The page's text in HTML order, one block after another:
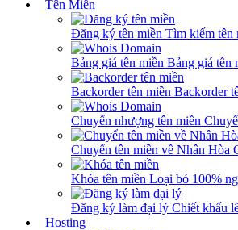
Tên Miền
Đăng ký tên miền Tìm kiếm tên
Bảng giá tên miền Bảng giá tên
Backorder tên miền Backorder
Chuyển nhượng tên miền
Chuyển tên miền về Nhân Hòa
Khóa tên miền Loại bỏ 100%
Đăng ký làm đại lý Chiết khấu
Hosting